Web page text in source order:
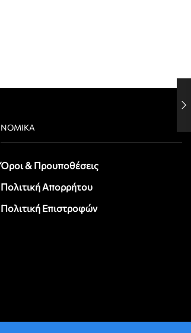
ΝΟΜΙΚΆ
Όροι & Προυποθέσεις
Πολιτική Απορρήτου
Πολιτική Επιστροφών